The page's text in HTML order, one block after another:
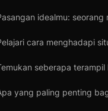
idealmu:
cara menghadapi
seberapa
yang paling penting